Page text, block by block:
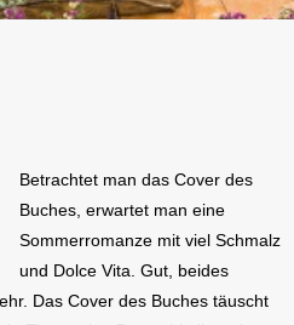
Betrachtet man das Cover des
Buches, erwartet man eine
Sommerromanze mit viel Schmalz
und Dolce Vita. Gut, beides
Das Cover des Buches täuscht